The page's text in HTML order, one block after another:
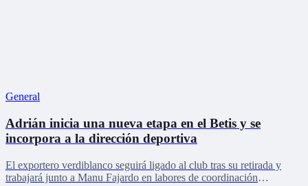
General
Adrián inicia una nueva etapa en el Betis y se
incorpora a la dirección deportiva
El exportero verdiblanco seguirá ligado al club tras su retirada y
trabajará junto a Manu Fajardo en labores de coordinación